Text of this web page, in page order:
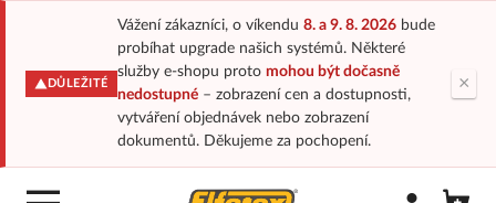
DŮLEŽITÉ
Vážení zákazníci, o víkendu 8. a 9. 8. 2026bude
probíhat upgrade našich systémů. Některé
služby e-shopu proto mohou být dočasně
nedostupné– zobrazení cen a dostupnosti,
vytváření objednávek nebo zobrazení
dokumentů. Děkujeme za pochopení.
×